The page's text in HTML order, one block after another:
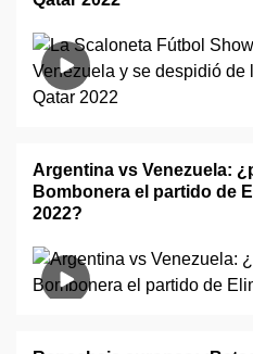
Argentina vs Venezuela:
Bombonera el partido de
2022?